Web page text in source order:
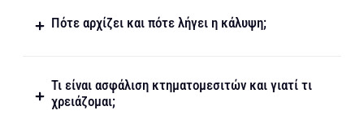
Πότε αρχίζει και πότε λήγει η κάλυψη;
Τι είναι ασφάλιση κτηματομεσιτών και γιατί τι
χρειάζομαι;